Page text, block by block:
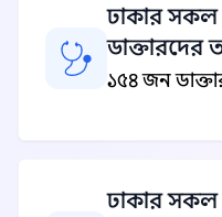
ঢাকার সকল
ডাক্তারদের
১৫৪ জন
ঢাকার সকল